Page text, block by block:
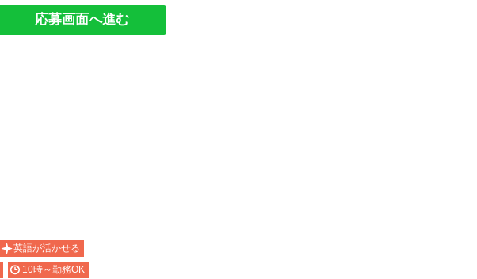
応募画面へ進む
英語が活かせる
10時～勤務OK